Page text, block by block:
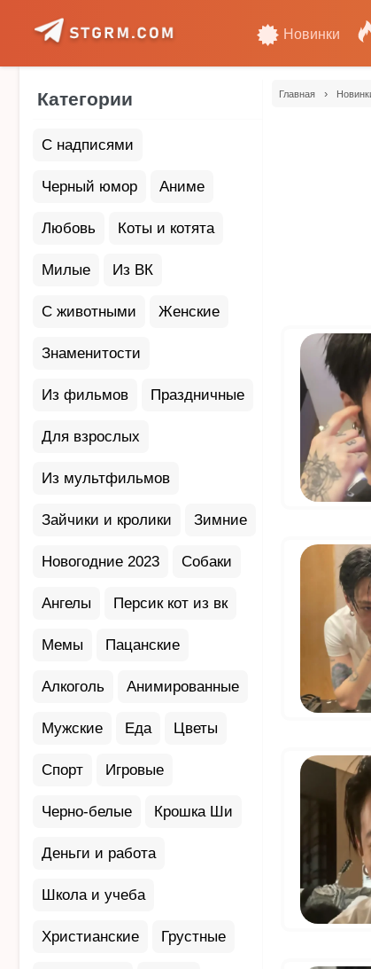
Новинки
Категории
С надписями
Черный юмор Аниме
Любовь Коты и котята
Милые Из ВК
С животными Женские
Знаменитости
Из фильмов Праздничные
Для взрослых
Из мультфильмов
Зайчики и кролики Зимние
Новогодние 2023 Собаки
Ангелы Персик кот из вк
Мемы Пацанские
Алкоголь Анимированные
Мужские Еда Цветы
Спорт Игровые
Черно-белые Крошка Ши
Деньги и работа
Школа и учеба
Христианские Грустные
Главная ›